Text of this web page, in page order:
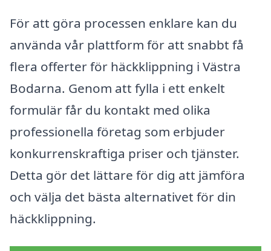
För att göra processen enklare kan du
använda vår plattform för att snabbt få
flera offerter för häckklippning i Västra
Bodarna. Genom att fylla i ett enkelt
formulär får du kontakt med olika
professionella företag som erbjuder
konkurrenskraftiga priser och tjänster.
Detta gör det lättare för dig att jämföra
och välja det bästa alternativet för din
häckklippning.